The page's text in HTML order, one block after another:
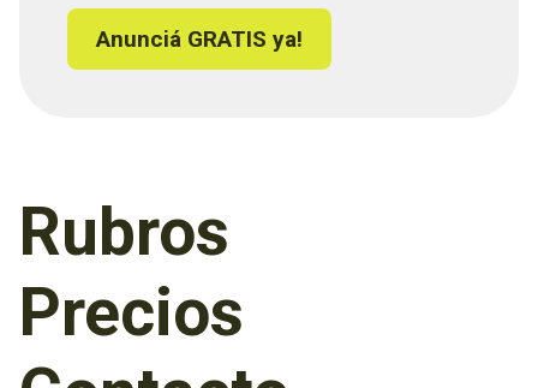
Anunciá GRATIS ya!
Rubros
Precios